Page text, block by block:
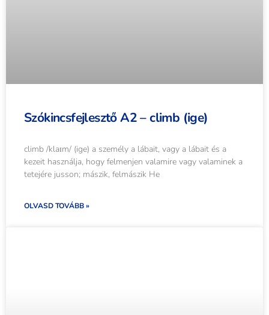
Szókincsfejlesztő A2 – climb (ige)
climb /klaɪm/ (ige) a személy a lábait, vagy a lábait és a
kezeit használja, hogy felmenjen valamire vagy valaminek a
tetejére jusson; mászik, felmászik He
OLVASD TOVÁBB »